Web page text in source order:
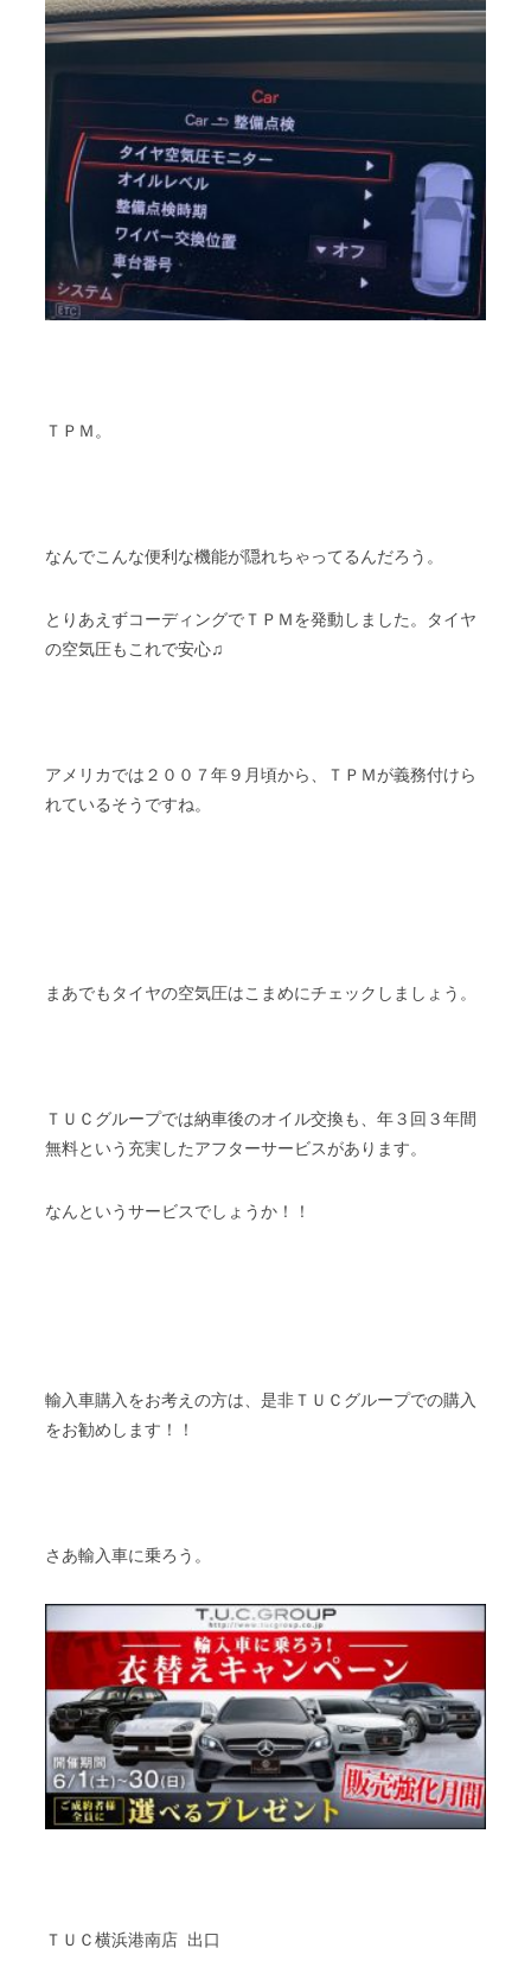
ＴＰＭ。
なんでこんな便利な機能が隠れちゃってるんだろう。
とりあえずコーディングでＴＰＭを発動しました。タイヤ
の空気圧もこれで安心♫
アメリカでは２００７年９月頃から、ＴＰＭが義務付けら
れているそうですね。
まあでもタイヤの空気圧はこまめにチェックしましょう。
ＴＵＣグループでは納車後のオイル交換も、年３回３年間
無料という充実したアフターサービスがあります。
なんというサービスでしょうか！！
輸入車購入をお考えの方は、是非ＴＵＣグループでの購入
をお勧めします！！
さあ輸入車に乗ろう。
ＴＵＣ横浜港南店 出口